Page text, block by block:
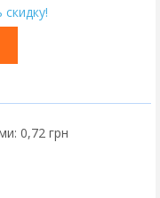
0,72 грн